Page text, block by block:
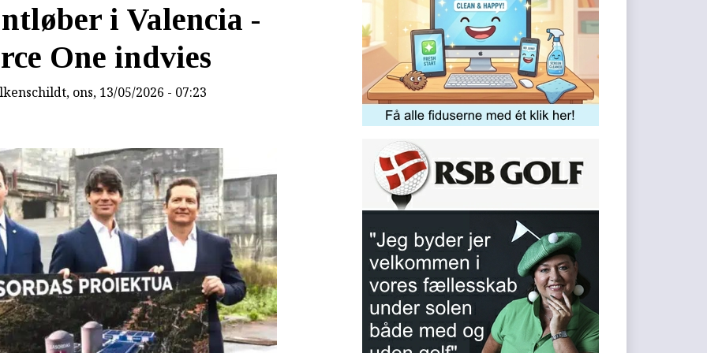
i Valencia -
One indvies
, ons, 13/05/2026 - 07:23